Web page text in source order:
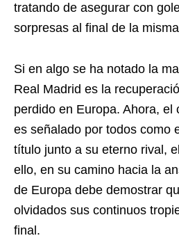
tratando de asegurar con
sorpresas al final de la
Si en algo se ha notado la
Real Madrid es la
perdido en Europa. Ahora, el
es señalado por todos como
título junto a su eterno rival,
ello, en su camino hacia la
de Europa debe demostrar
olvidados sus continuos
final.